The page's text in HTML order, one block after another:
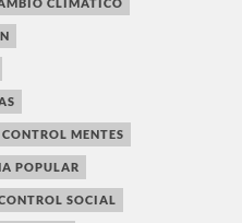
CONTROL MENTES
POPULAR
SOCIAL